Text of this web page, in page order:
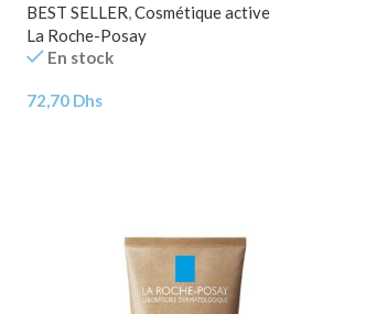
BEST SELLER Cosmétique active
La Roche-Posay
En stock
72,70 Dhs